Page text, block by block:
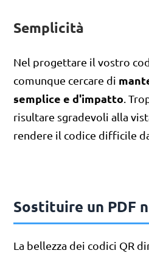
Semplicità
Nel progettare il vostro
comunque cercare di
semplice e d'impatto .
risultare sgradevoli alla
rendere il codice difficile
Sostituire un PDF
La bellezza dei codici QR